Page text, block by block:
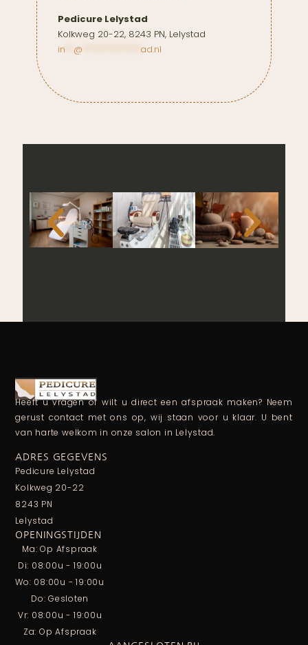
Pedicure Lelystad
Kolkweg 20-22, 8243 PN, Lelystad
in
@ ad.nl
Heeft u vragen of wilt u direct een afspraak maken? Neem
gerust contact met ons op, wij staan voor u klaar. U bent
van harte welkom in onze salon in Lelystad.
ADRES GEGEVENS
Pedicure Lelystad
Kolkweg 20-22
8243 PN
Lelystad
OPENINGSTIJDEN
Ma: Op Afspraak
Di: 08:00u - 19:00u
Wo: 08:00u - 19:00u
Do: Gesloten
Vr: 08:00u - 19:00u
Za: Op Afspraak